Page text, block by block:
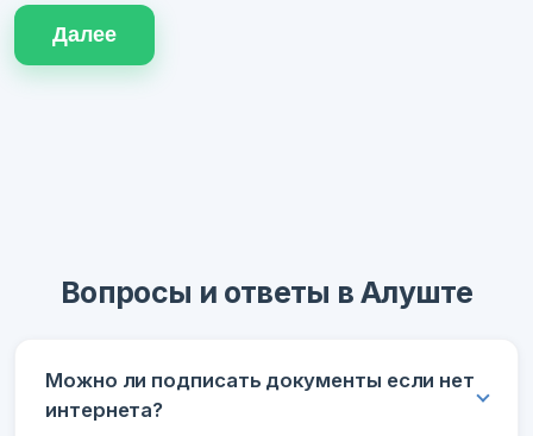
Далее
Вопросы и ответы в Алуште
Можно ли подписать документы если нет
интернета?